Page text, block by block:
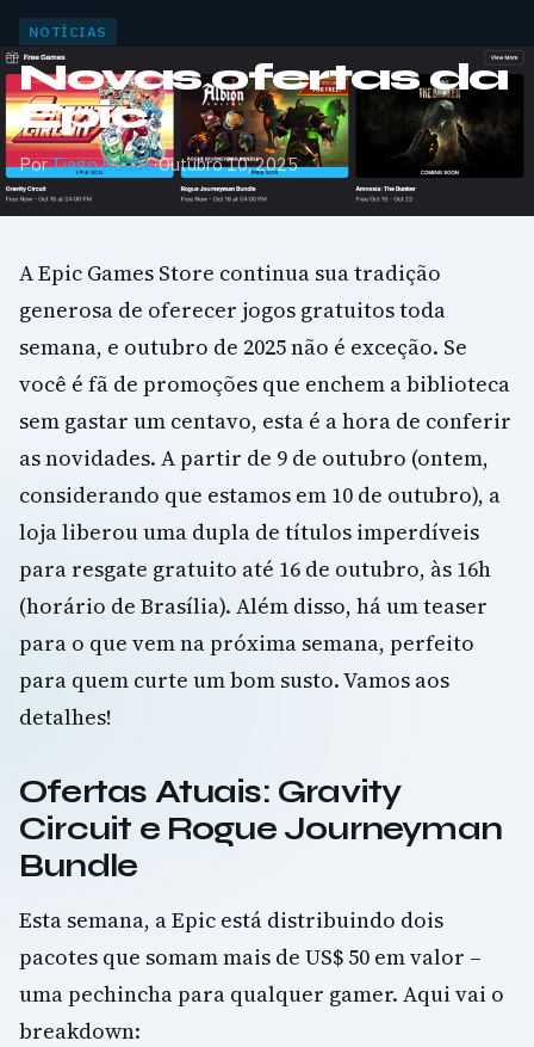
NOTÍCIAS
Novas ofertas da
Epic
PorTiago Roque·Outubro 10, 2025
A Epic Games Store continua sua tradição
generosa de oferecer jogos gratuitos toda
semana, e outubro de 2025 não é exceção. Se
você é fã de promoções que enchem a biblioteca
sem gastar um centavo, esta é a hora de conferir
as novidades. A partir de 9 de outubro (ontem,
considerando que estamos em 10 de outubro), a
loja liberou uma dupla de títulos imperdíveis
para resgate gratuito até 16 de outubro, às 16h
(horário de Brasília). Além disso, há um teaser
para o que vem na próxima semana, perfeito
para quem curte um bom susto. Vamos aos
detalhes!
Ofertas Atuais: Gravity
Circuit e Rogue Journeyman
Bundle
Esta semana, a Epic está distribuindo dois
pacotes que somam mais de US$ 50 em valor –
uma pechincha para qualquer gamer. Aqui vai o
breakdown: